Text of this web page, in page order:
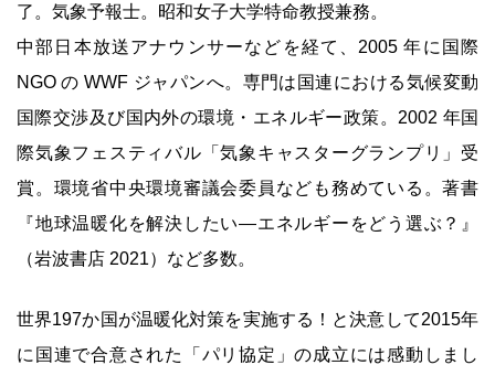
了。気象予報士。昭和女子大学特命教授兼務。
中部日本放送アナウンサーなどを経て、2005 年に国際
NGO の WWF ジャパンへ。専門は国連における気候変動
国際交渉及び国内外の環境・エネルギー政策。2002 年国
際気象フェスティバル「気象キャスターグランプリ」受
賞。環境省中央環境審議会委員なども務めている。著書
『地球温暖化を解決したい―エネルギーをどう選ぶ？』
（岩波書店 2021）など多数。
世界197か国が温暖化対策を実施する！と決意して2015年
に国連で合意された「パリ協定」の成立には感動しまし